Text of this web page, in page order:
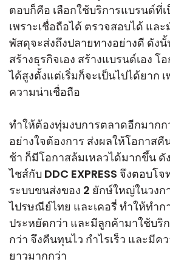
ตอบก็คือ เลือกใช้บริการแบรนด์ที่
เพราะเชื่อถือได้ ตรวจสอบได้ แล
พัสดุจะส่งถึงปลายทางอย่างดี ดังนั้
สร้างธุรกิจเอง สร้างแบรนด์เอง โ
ได้สูงตั้งแต่เริ่มก็จะเป็นไปได้ยาก
ความน่าเชื่อถือ
ทำให้ต้องทุ่มงบการตลาดอีกมาก
อย่างใจต้องการ ส่งผลให้โอกาส
ช้า ก็มีโอกาสล้มเหลวได้มากขึ้น
ไชส์กับ DDC EXPRESS จึงตอบโ
ระบบขนส่งของ 2 ยักษ์ใหญ่ในวงก
ไปรษณีย์ไทย และเคอรี่ ทำให้ทำก
ประหยัดกว่า และมีลูกค้ามาใช้บริก
กว่า จึงคืนทุนไว กำไรเร็ว และมีค
ยาวมากกว่า